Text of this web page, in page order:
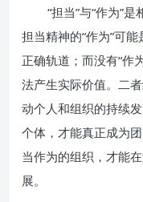
“担当”与“作为”
担当精神的“作为”可
正确轨道；而没有“作
法产生实际价值。二
动个人和组织的持续
个体，才能真正成为
当作为的组织，才能
展。